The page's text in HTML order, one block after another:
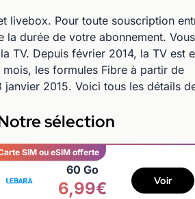
livebox. Pour toute souscription
la durée de votre abonnement. Vous
TV. Depuis février 2014, la TV est
les formules Fibre à partir de
2015. Voici tous les détails
sélection
SIM ou eSIM offerte
60 Go
6,99€ Voir